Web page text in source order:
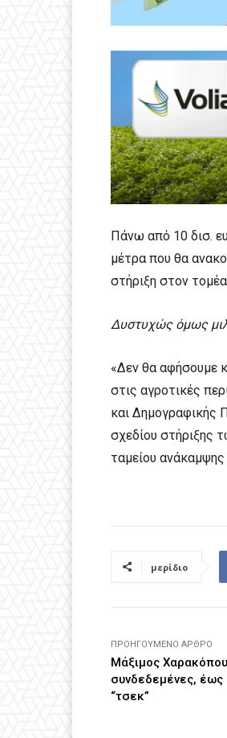
Πάνω από 10 δισ.
μέτρα που θα
στήριξη στον
Δυστυχώς όμως
«Δεν θα αφήσουμε
στις αγροτικές
και Δημογραφικής
σχεδίου στήριξης
ταμείου
μερίδιο
ΠΡΟΗΓΟΎΜΕΝΟ ΆΡΘΡΟ
Μάξιμος
συνδεδεμένες, έως
“τσεκ”